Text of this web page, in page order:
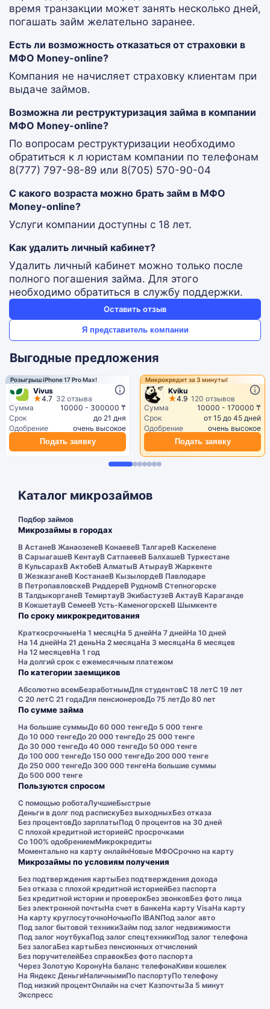
время транзакции может занять несколько дней,
погашать займ желательно заранее.
Есть ли возможность отказаться от страховки в
МФО Money-online?
Компания не начисляет страховку клиентам при
выдаче займов.
Возможна ли реструктуризация займа в компании
МФО Money-online?
По вопросам реструктуризации необходимо
обратиться к л юристам компании по телефонам
8(777) 797-98-89 или 8(705) 570-90-04
С какого возраста можно брать займ в МФО
Money-online?
Услуги компании доступны с 18 лет.
Как удалить личный кабинет?
Удалить личный кабинет можно только после
полного погашения займа. Для этого
необходимо обратиться в службу поддержки.
Оставить отзыв
Я представитель компании
Выгодные предложения
Розыгрыш iPhone 17 Pro Max!
Vivus
4.7 32 отзыва
Сумма
10000 - 300000 ₸
Срок
до 21 дня
Одобрение
очень высокое
Подать заявку
Микрокредит за 3 минуты!
Kviku
4.9 120 отзывов
Сумма
10000 - 170000 ₸
Срок
от 15 до 45 дней
Одобрение
очень высокое
Подать заявку
Каталог микрозаймов
Подбор займов
Микрозаймы в городах
В АстанеВ ЖанаозенеВ КонаевеВ ТалгареВ Каскелене
В СарыагашеВ КентауВ СатпаевеВ БалхашеВ Туркестане
В КульсарахВ АктобеВ АлматыВ АтырауВ Жаркенте
В ЖезказганеВ КостанаеВ КызылордеВ Павлодаре
В ПетропавловскеВ РиддереВ РудномВ Степногорске
В ТалдыкорганеВ ТемиртауВ ЭкибастузеВ АктауВ Караганде
В КокшетауВ СемееВ Усть-КаменогорскеВ Шымкенте
По сроку микрокредитования
КраткосрочныеНа 1 месяцНа 5 днейНа 7 днейНа 10 дней
На 14 днейНа 21 деньНа 2 месяцаНа 3 месяцаНа 6 месяцев
На 12 месяцевНа 1 год
На долгий срок с ежемесячным платежом
По категории заемщиков
Абсолютно всемБезработнымДля студентовС 18 летС 19 лет
С 20 летС 21 годаДля пенсионеровДо 75 летДо 80 лет
По сумме займа
На большие суммыДо 60 000 тенгеДо 5 000 тенге
До 10 000 тенгеДо 20 000 тенгеДо 25 000 тенге
До 30 000 тенгеДо 40 000 тенгеДо 50 000 тенге
До 100 000 тенгеДо 150 000 тенгеДо 200 000 тенге
До 250 000 тенгеДо 300 000 тенгеНа большие суммы
До 500 000 тенге
Пользуются спросом
С помощью роботаЛучшиеБыстрые
Деньги в долг под распискуБез выходныхБез отказа
Без процентовДо зарплатыПод 0 процентов на 30 дней
С плохой кредитной историейС просрочками
Со 100% одобрениемМикрокредиты
Моментально на карту онлайнНовые МФОСрочно на карту
Микрозаймы по условиям получения
Без подтверждения картыБез подтверждения дохода
Без отказа с плохой кредитной историейБез паспорта
Без кредитной истории и проверокБез звонковБез фото лица
Без электронной почтыНа счет в банкеНа карту VisaНа карту
На карту круглосуточноНочьюПо IBANПод залог авто
Под залог бытовой техникиЗайм под залог недвижимости
Под залог ноутбукаПод залог спецтехникиПод залог телефона
Без залогаБез картыБез пенсионных отчислений
Без поручителейБез справокБез фото паспорта
Через Золотую КоронуНа баланс телефонаКиви кошелек
На Яндекс ДеньгиНаличнымиПо паспортуПо телефону
Под низкий процентОнлайн на счет КазпочтыЗа 5 минут
Экспресс